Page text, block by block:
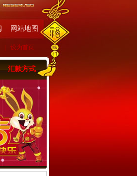
网站地图
设为首页
汇款方式